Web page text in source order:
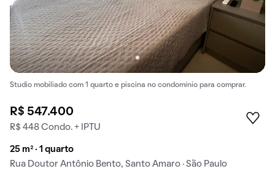
Studio mobiliado com 1 quarto e piscina no condomínio para comprar.
R$ 547.400
R$ 448 Condo. + IPTU
25 m² · 1 quarto
Rua Doutor Antônio Bento, Santo Amaro · São Paulo